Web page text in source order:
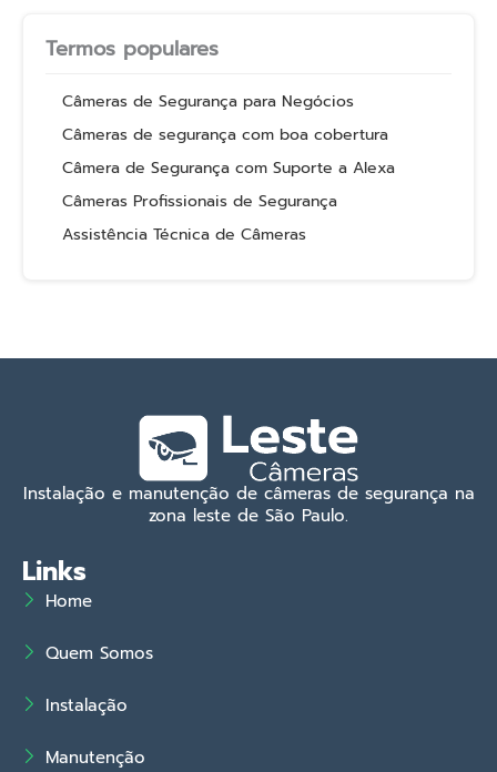
Termos populares
Câmeras de Segurança para Negócios
Câmeras de segurança com boa cobertura
Câmera de Segurança com Suporte a Alexa
Câmeras Profissionais de Segurança
Assistência Técnica de Câmeras
Instalação e manutenção de câmeras de segurança na
zona leste de São Paulo.
Links
Home
Quem Somos
Instalação
Manutenção